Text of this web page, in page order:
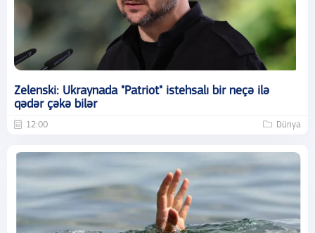
Zelenski: Ukraynada "Patriot" istehsalı bir neçə ilə
qədər çəkə bilər
12:00 Dünya